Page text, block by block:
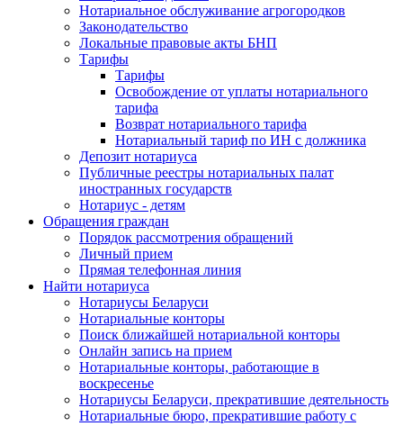
Нотариальное обслуживание агрогородков
Законодательство
Локальные правовые акты БНП
Тарифы
Тарифы
Освобождение от уплаты нотариального
тарифа
Возврат нотариального тарифа
Нотариальный тариф по ИН с должника
Депозит нотариуса
Публичные реестры нотариальных палат
иностранных государств
Нотариус - детям
Обращения граждан
Порядок рассмотрения обращений
Личный прием
Прямая телефонная линия
Найти нотариуса
Нотариусы Беларуси
Нотариальные конторы
Поиск ближайшей нотариальной конторы
Онлайн запись на прием
Нотариальные конторы, работающие в
воскресенье
Нотариусы Беларуси, прекратившие деятельность
Нотариальные бюро, прекратившие работу с